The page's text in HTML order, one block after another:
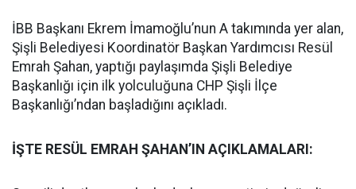
İBB Başkanı Ekrem İmamoğlu’nun A takımında yer alan,
Şişli Belediyesi Koordinatör Başkan Yardımcısı Resül
Emrah Şahan, yaptığı paylaşımda Şişli Belediye
Başkanlığı için ilk yolculuğuna CHP Şişli İlçe
Başkanlığı’ndan başladığını açıkladı.
İŞTE RESÜL EMRAH ŞAHAN’IN AÇIKLAMALARI: